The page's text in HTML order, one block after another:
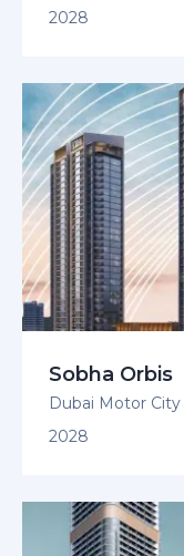
2028
Sobha Orbis
Dubai Motor City
2028